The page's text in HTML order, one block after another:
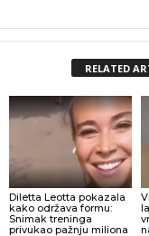
RELATED
Diletta Leotta pokazala
kako održava formu:
Snimak treninga
privukao pažnju miliona